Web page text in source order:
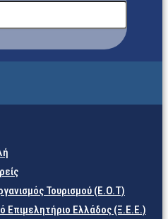
Τουρισμού (Ε.Ο.Τ)
Επιμελητήριο Ελλάδος (Ξ.Ε.Ε.)